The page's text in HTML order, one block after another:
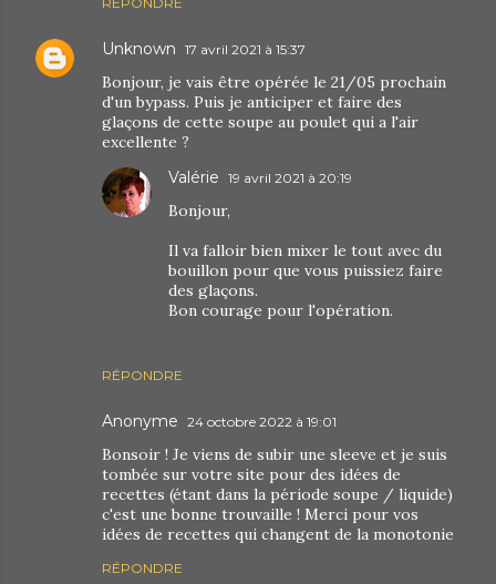
Unknown 17 avril 2021 à 15:37
Bonjour, je vais être opérée le 21/05 prochain
d'un bypass. Puis je anticiper et faire des
glaçons de cette soupe au poulet qui a l'air
excellente ?
RÉPONDRE
Valérie 19 avril 2021 à 20:19
Bonjour,
Il va falloir bien mixer le tout avec du
bouillon pour que vous puissiez faire
des glaçons.
Bon courage pour l'opération.
Anonyme 24 octobre 2022 à 19:01
Bonsoir ! Je viens de subir une sleeve et je suis
tombée sur votre site pour des idées de
recettes (étant dans la période soupe / liquide)
c'est une bonne trouvaille ! Merci pour vos
idées de recettes qui changent de la monotonie
RÉPONDRE